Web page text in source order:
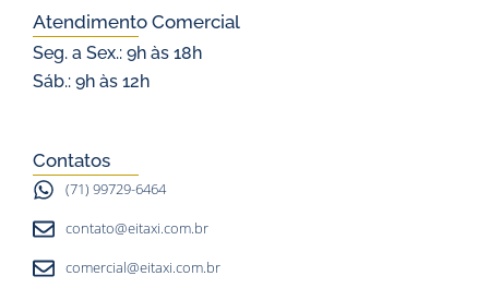
s
t
a
g
m
e
b
o
u
u
Atendimento Comercial
Seg. a Sex.: 9h às 18h
Sáb.: 9h às 12h
Contatos
(71) 99729-6464
contato@eitaxi.com.br
comercial@eitaxi.com.br